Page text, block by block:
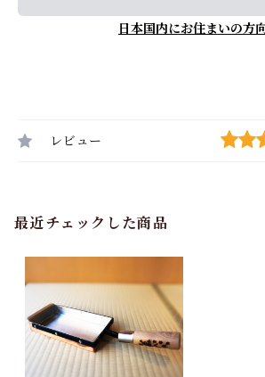
日本国内にお住まいの方
レビュー
最近チェックした商品